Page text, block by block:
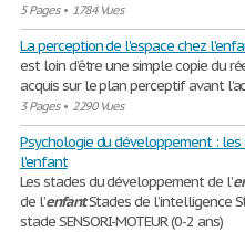
5 Pages• 1784 Vues
La perception de l'espace chez
est loin d’être une simple copie du
acquis sur le plan perceptif avant
3 Pages• 2290 Vues
Psychologie du développement :
l'enfant
Les stades du développement de l’
de l’enfantStades de l’intelligence
stade SENSORI-MOTEUR (0-2 ans)